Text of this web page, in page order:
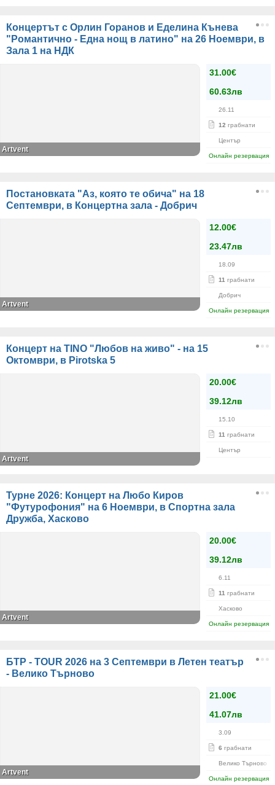
Концертът с Орлин Горанов и Еделина Кънева
"Романтично - Една нощ в латино" на 26 Ноември, в
Зала 1 на НДК
31.00€
60.63лв
26.11
12 грабнати
Център
Онлайн резервация
Artvent
Постановката "Аз, която те обича" на 18
Септември, в Концертна зала - Добрич
12.00€
23.47лв
18.09
11 грабнати
Добрич
Онлайн резервация
Artvent
Концерт на TINO "Любов на живо" - на 15
Октомври, в Pirotska 5
20.00€
39.12лв
15.10
11 грабнати
Център
Artvent
Турне 2026: Концерт на Любо Киров
"Футурофония" на 6 Ноември, в Спортна зала
Дружба, Хасково
20.00€
39.12лв
6.11
11 грабнати
Хасково
Онлайн резервация
Artvent
БТР - TOUR 2026 на 3 Септември в Летен театър
- Велико Търново
21.00€
41.07лв
3.09
6 грабнати
Велико Търново
Онлайн резервация
Artvent